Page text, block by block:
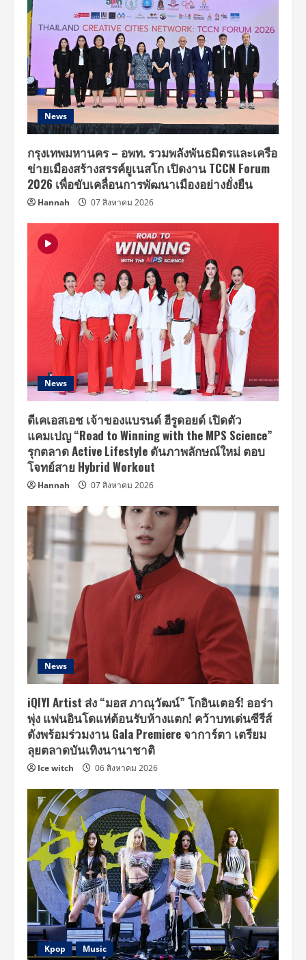
News
กรุงเทพมหานคร – อพท. รวมพลังพันธมิตรและเครือ
ข่ายเมืองสร้างสรรค์ยูเนสโก เปิดงาน TCCN Forum
2026 เพื่อขับเคลื่อนการพัฒนาเมืองอย่างยั่งยืน
Hannah 07 สิงหาคม 2026
News
ดีเคเอสเอช เจ้าของแบรนด์ ฮีรูดอยด์ เปิดตัว
แคมเปญ “Road to Winning with the MPS Science”
รุกตลาด Active Lifestyle ดันภาพลักษณ์ใหม่ ตอบ
โจทย์สาย Hybrid Workout
Hannah 07 สิงหาคม 2026
News
iQIYI Artist ส่ง “มอส ภาณุวัฒน์” โกอินเตอร์! ออร่า
พุ่ง แฟนอินโดแห่ต้อนรับห้างแตก! คว้าบทเด่นซีรีส์
ดังพร้อมร่วมงาน Gala Premiere จาการ์ตา เตรียม
ลุยตลาดบันเทิงนานาชาติ
Ice witch 06 สิงหาคม 2026
Kpop Music